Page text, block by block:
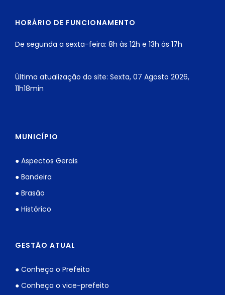
HORÁRIO DE FUNCIONAMENTO
De segunda a sexta-feira: 8h às 12h e 13h às 17h
Última atualização do site: Sexta, 07 Agosto 2026,
11h18min
MUNICÍPIO
● Aspectos Gerais
● Bandeira
● Brasão
● Histórico
GESTÃO ATUAL
● Conheça o Prefeito
● Conheça o vice-prefeito